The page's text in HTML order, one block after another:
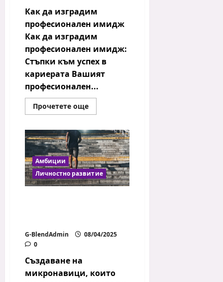
Как да изградим
професионален имидж
Как да изградим
професионален имидж:
Стъпки към успех в
кариерата Вашият
професионален...
Прочетете ощеRead
more
да
изградим
професионален
имидж
Амбиции
Личностно развитие
G-BlendAdmin
08/04/2025
0
Създаване на
микронавици, които